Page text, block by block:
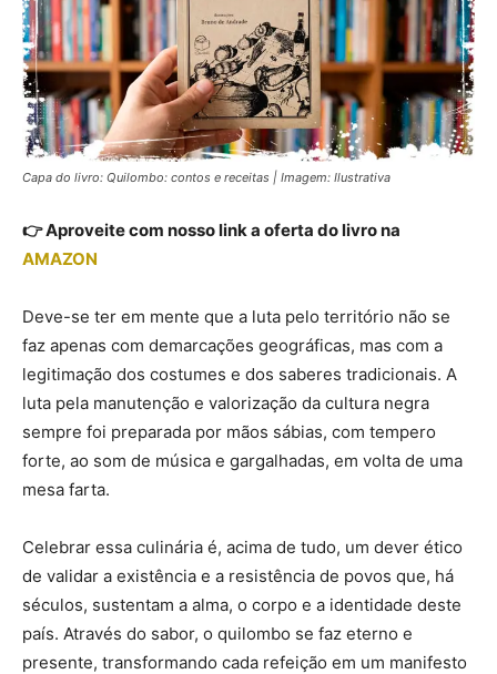
Capa do livro: Quilombo: contos e receitas | Imagem: Ilustrativa
👉 Aproveite com nosso link a oferta do livro na
AMAZON
Deve-se ter em mente que a luta pelo território não se
faz apenas com demarcações geográficas, mas com a
legitimação dos costumes e dos saberes tradicionais. A
luta pela manutenção e valorização da cultura negra
sempre foi preparada por mãos sábias, com tempero
forte, ao som de música e gargalhadas, em volta de uma
mesa farta.
Celebrar essa culinária é, acima de tudo, um dever ético
de validar a existência e a resistência de povos que, há
séculos, sustentam a alma, o corpo e a identidade deste
país. Através do sabor, o quilombo se faz eterno e
presente, transformando cada refeição em um manifesto